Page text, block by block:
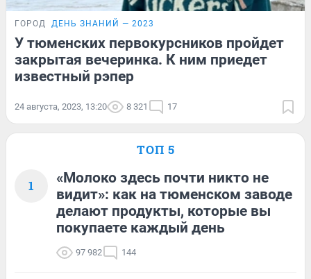
ГОРОД ДЕНЬ ЗНАНИЙ — 2023
У тюменских первокурсников пройдет
закрытая вечеринка. К ним приедет
известный рэпер
24 августа, 2023, 13:20 8 321 17
ТОП 5
1
«Молоко здесь почти никто не
видит»: как на тюменском заводе
делают продукты, которые вы
покупаете каждый день
97 982 144